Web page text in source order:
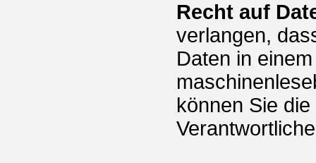
Recht auf
verlangen,
Daten in
können Sie